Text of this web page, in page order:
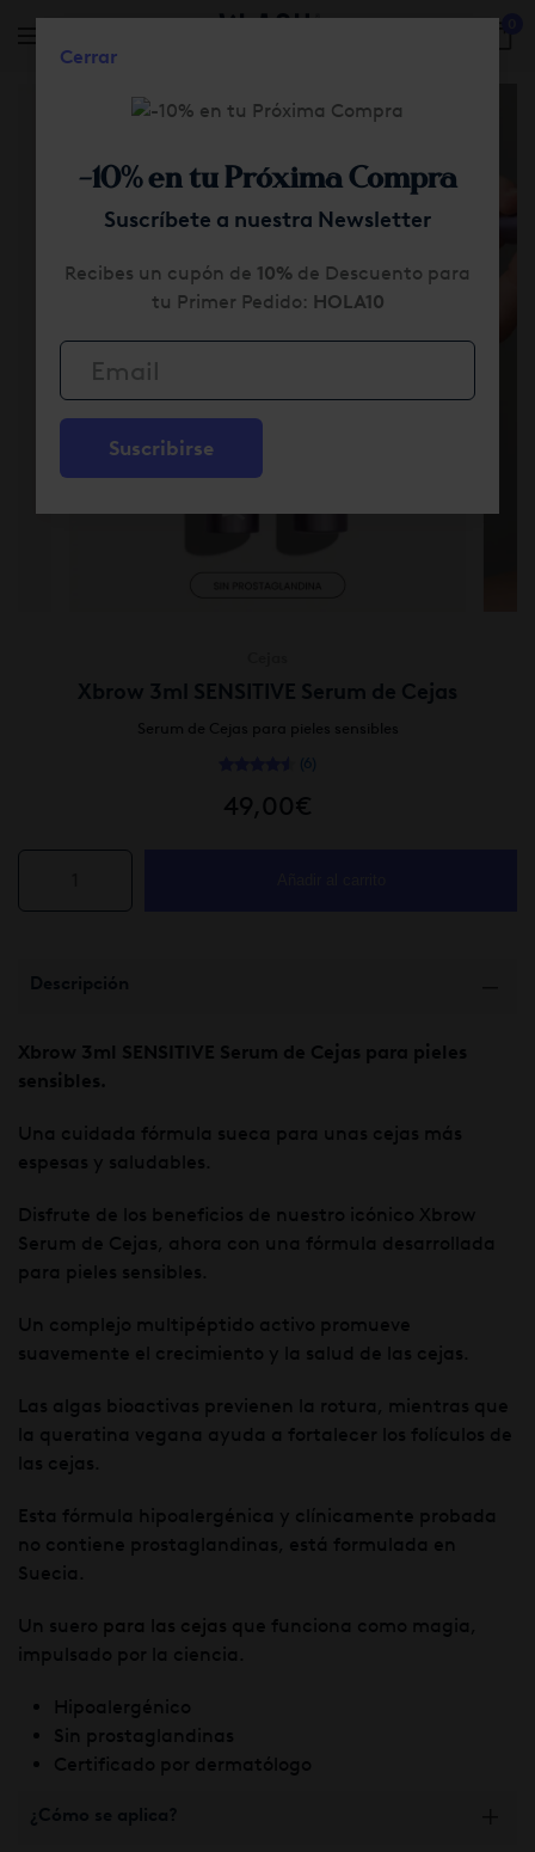
Skip to main content
Xbrow 3ml SENSITIVE Serum de Cejas
Serum de Cejas para pieles sensibles
Valorado con
6(6)
49,00€
SENSITIVE
deDescripción
Xbrow 3ml SENSITIVE Serum de Cejas para pieles
sensibles.
Una cuidada fórmula sueca para unas cejas más
espesas y saludables.
Disfrute de los beneficios de nuestro icónico Xbrow
Serum de Cejas, ahora con una fórmula desarrollada
para pieles sensibles.
Un complejo multipéptido activo promueve
suavemente el crecimiento y la salud de las cejas.
Las algas bioactivas previenen la rotura, mientras que
la queratina vegana ayuda a fortalecer los folículos de
las cejas.
Esta fórmula hipoalergénica y clínicamente probada
no contiene prostaglandinas, está formulada en
Suecia.
Un suero para las cejas q ue funciona como magia,
impulsado por la ciencia.
Hipoalergénico
Sin prostaglandinas
Certificado por dermatólogo
¿Cómo se aplica?
Cerrar
-10% en tu Próxima Compra
Suscríbete a nuestra Newsletter
Recibes un cupón de 10% de Descuento para
tu Primer Pedido: HOLA10
Suscribirse